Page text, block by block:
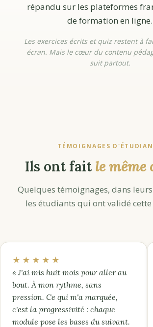
répandu sur les plateformes
de formation en ligne.
Les exercices écrits et quiz restent à
écran. Mais le cœur du contenu
suit partout.
TÉMOIGNAGES
Ils ont faitle même
Quelques témoignages, dans
les étudiants qui ont validé
★★★★★
« J'ai mis huit mois pour aller au
bout. À mon rythme, sans
pression. Ce qui m'a marquée,
c'est la progressivité : chaque
module pose les bases du suivant.